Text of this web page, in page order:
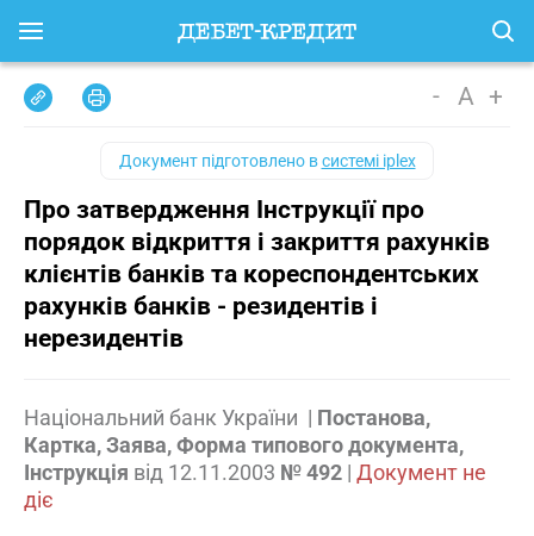
- A +
Документ підготовлено всистемі iplex
Про затвердження Інструкції про
порядок відкриття і закриття рахунків
клієнтів банків та кореспондентських
рахунків банків - резидентів і
нерезидентів
Національний банк України | Постанова,
Картка, Заява, Форма типового документа,
Інструкція від 12.11.2003 № 492 | Документ не
діє